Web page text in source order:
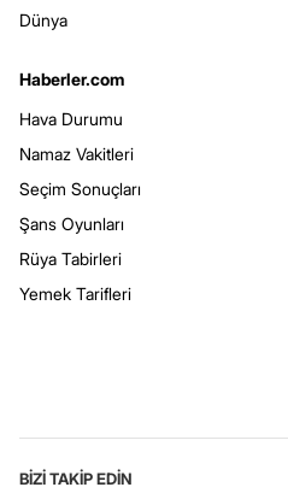
Dünya
Haberler.com
Hava Durumu
Namaz Vakitleri
Seçim Sonuçları
Şans Oyunları
Rüya Tabirleri
Yemek Tarifleri
BİZİ TAKİP EDİN